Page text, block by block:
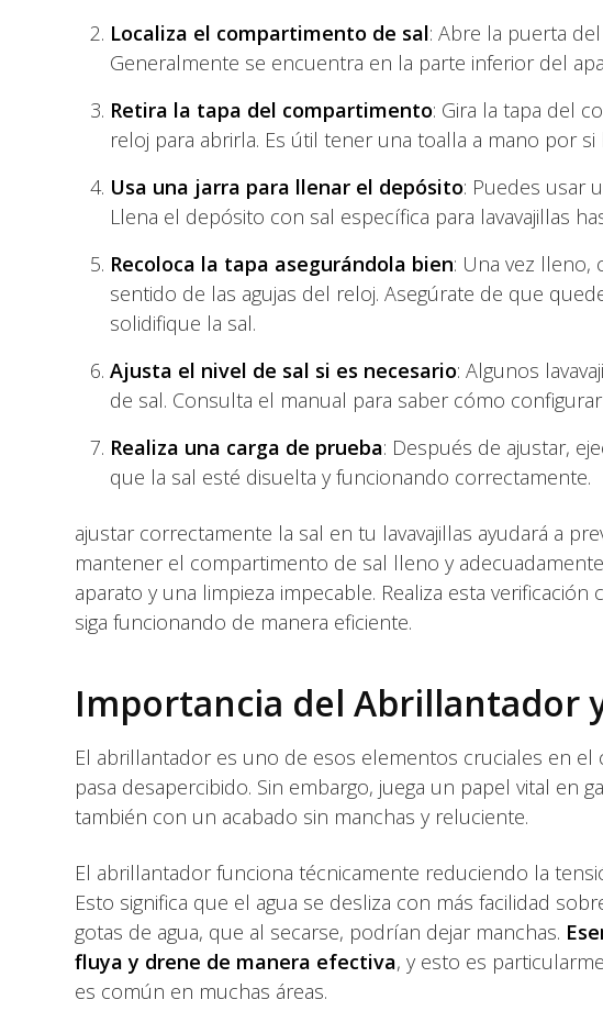
Localiza el compartimento de sal: Abre la puerta
Generalmente se encuentra en la parte inferior del
Retira la tapa del compartimento: Gira la tapa del
reloj para abrirla. Es útil tener una toalla a mano por si
Usa una jarra para llenar el depósito: Puedes usar
Llena el depósito con sal específica para lavavajillas
Recoloca la tapa asegurándola bien: Una vez lleno,
sentido de las agujas del reloj. Asegúrate de que
solidifique la sal.
Ajusta el nivel de sal si es necesario: Algunos
de sal. Consulta el manual para saber cómo
Realiza una carga de prueba: Después de ajustar,
que la sal esté disuelta y funcionando correctamente.
ajustar correctamente la sal en tu lavavajillas ayudará a
mantener el compartimento de sal lleno y
aparato y una limpieza impecable. Realiza esta
siga funcionando de manera eficiente.
Importancia del Abrillantador
El abrillantador es uno de esos elementos cruciales en el
pasa desapercibido. Sin embargo, juega un papel vital en
también con un acabado sin manchas y reluciente.
El abrillantador funciona técnicamente reduciendo la
Esto significa que el agua se desliza con más facilidad
gotas de agua, que al secarse, podrían dejar manchas.
fluya y drene de manera efectiva, y esto es
es común en muchas áreas.